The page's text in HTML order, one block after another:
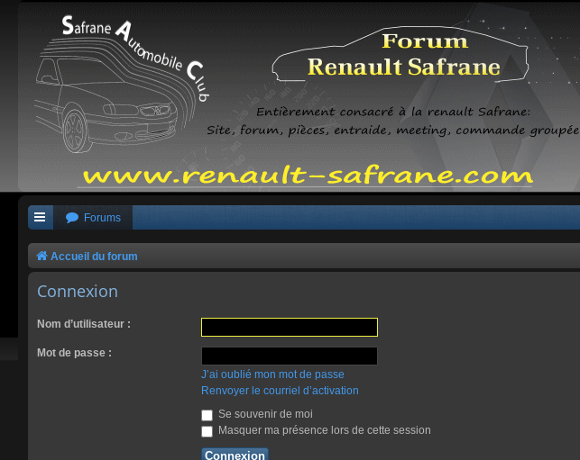
Forums
Accueil du forum
Connexion
Nom d’utilisateur :
Mot de passe :
J’ai oublié mon mot de passe
Renvoyer le courriel d’activation
Se souvenir de moi
Masquer ma présence lors de cette session